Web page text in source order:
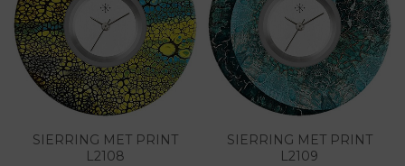
SIERRING MET PRINT
L2108
SIERRING MET PRINT
L2109